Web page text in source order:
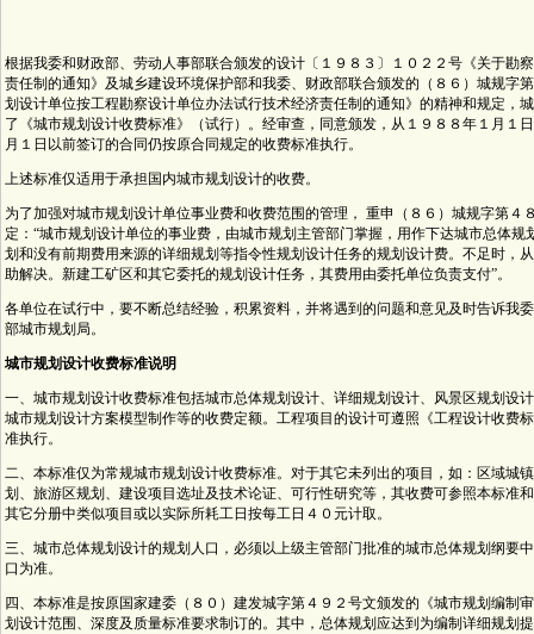
根据我委和财政部、劳动人事部联合颁发的设计〔１９８３〕１０２２号《关于勘
责任制的通知》及城乡建设环境保护部和我委、财政部联合颁发的（８６）城规字
划设计单位按工程勘察设计单位办法试行技术经济责任制的通知》的精神和规定，
了《城市规划设计收费标准》（试行）。经审查，同意颁发，从１９８８年１月１
月１日以前签订的合同仍按原合同规定的收费标准执行。
上述标准仅适用于承担国内城市规划设计的收费。
为了加强对城市规划设计单位事业费和收费范围的管理， 重申（８６）城规字第４
定：“城市规划设计单位的事业费，由城市规划主管部门掌握，用作下达城市总体规
划和没有前期费用来源的详细规划等指令性规划设计任务的规划设计费。不足时，
助解决。新建工矿区和其它委托的规划设计任务，其费用由委托单位负责支付”。
各单位在试行中，要不断总结经验，积累资料，并将遇到的问题和意见及时告诉我
部城市规划局。
城市规划设计收费标准说明
一、城市规划设计收费标准包括城市总体规划设计、详细规划设计、风景区规划设
城市规划设计方案模型制作等的收费定额。工程项目的设计可遵照《工程设计收费
准执行。
二、本标准仅为常规城市规划设计收费标准。对于其它未列出的项目，如：区域城
划、旅游区规划、建设项目选址及技术论证、可行性研究等，其收费可参照本标准
其它分册中类似项目或以实际所耗工日按每工日４０元计取。
三、城市总体规划设计的规划人口，必须以上级主管部门批准的城市总体规划纲要
口为准。
四、本标准是按原国家建委（８０）建发城字第４９２号文颁发的《城市规划编制
划设计范围、深度及质量标准要求制订的。其中，总体规划应达到为编制详细规划